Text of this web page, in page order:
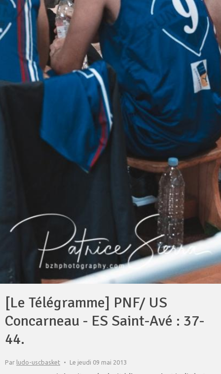
[Le Télégramme] PNF/ US
Concarneau - ES Saint-Avé : 37-
44.
Par ludo-uscbasket Le jeudi 09 mai 2013